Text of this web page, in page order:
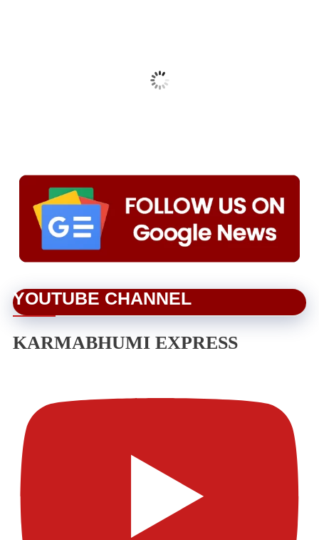
YOUTUBE CHANNEL
KARMABHUMI EXPRESS